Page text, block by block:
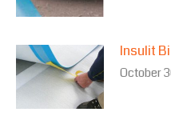
Insulit
October